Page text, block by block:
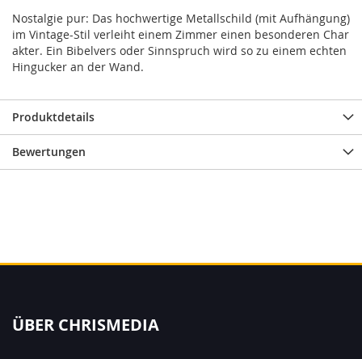
Nostalgie pur: Das hochwertige Metallschild (mit Aufhängung)
im Vintage-Stil verleiht einem Zimmer einen besonderen Char
akter. Ein Bibelvers oder Sinnspruch wird so zu einem echten
Hingucker an der Wand.
Produktdetails
Bewertungen
ÜBER CHRISMEDIA